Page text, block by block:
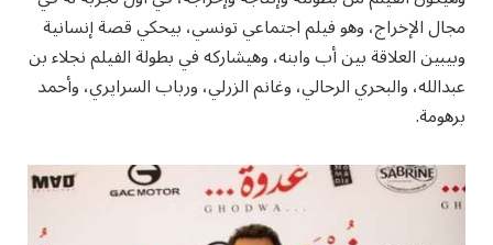
مجال الإخراج، وهو فيلم اجتماعي تونسي، بيحكي قصة إنسانية
وبيبين العلاقة بين أب وابنه، وهيشاركه في بطولة الفيلم نجلاء بن
عبدالله، والبحري الرحالي، وغانم الزرلي، ورباب السرايري، وأحمد
برهومة.